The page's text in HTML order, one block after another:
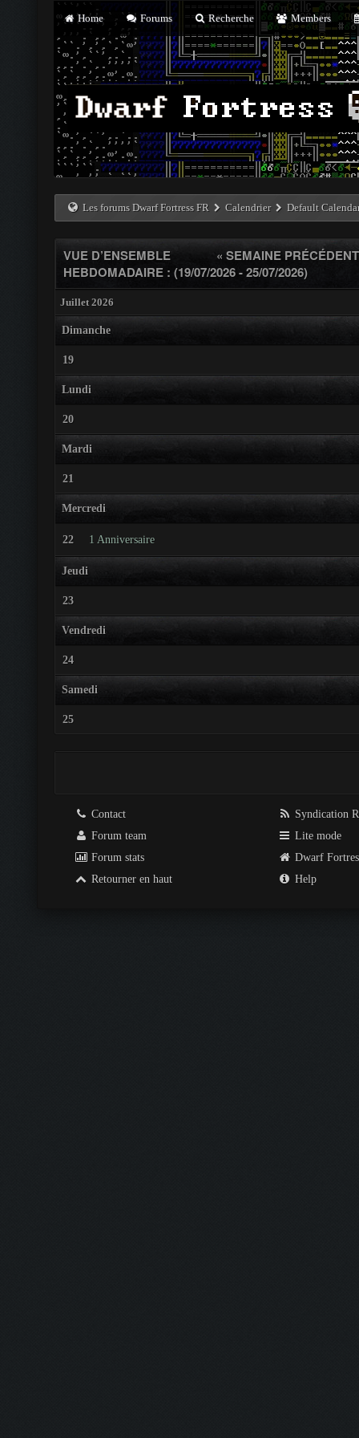
Home Forums Recherche Members
Les forums Dwarf Fortress FR Calendrier Default
« SEMAINE
VUE D’ENSEMBLE
HEBDOMADAIRE : (19/07/2026 - 25/07/2026)
Juillet 2026
Dimanche
19
Lundi
20
Mardi
21
Mercredi
22 1 Anniversaire
Jeudi
23
Vendredi
24
Samedi
25
Contact
Forum team
Forum stats
Retourner en haut
Syndication
Lite mode
Dwarf
Help